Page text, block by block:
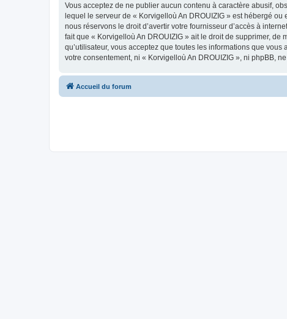
Vous acceptez de ne publier aucun contenu à caractère abusif,
lequel le serveur de « Korvigelloù An DROUIZIG » est hébergé
nous réservons le droit d’avertir votre fournisseur d’accès à
fait que « Korvigelloù An DROUIZIG » ait le droit de supprimer,
qu’utilisateur, vous acceptez que toutes les informations que
votre consentement, ni « Korvigelloù An DROUIZIG », ni phpBB,
Accueil du forum